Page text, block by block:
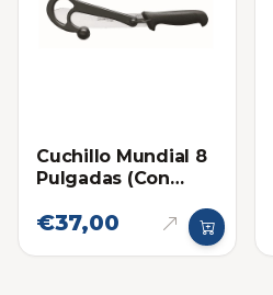
Cuchillo Mundial 8
Pulgadas (Con
€37,00